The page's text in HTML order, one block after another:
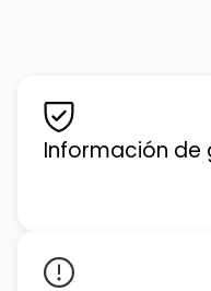
Información de